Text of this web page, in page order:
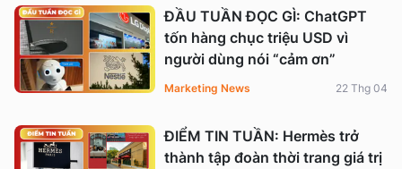
ĐẦU TUẦN ĐỌC GÌ: ChatGPT
tốn hàng chục triệu USD vì
người dùng nói “cảm ơn”
Marketing News 22 Thg 04
ĐIỂM TIN TUẦN: Hermès trở
thành tập đoàn thời trang giá trị